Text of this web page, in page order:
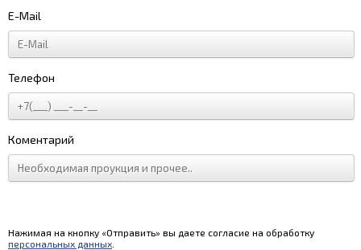
E-Mail
Телефон
Коментарий
Нажимая на кнопку «Отправить» вы даете согласие на обработку
персональных данных